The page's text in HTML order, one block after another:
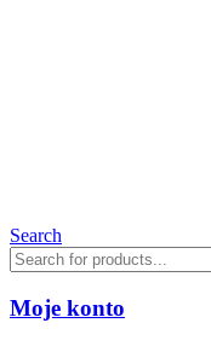
Search
Moje konto